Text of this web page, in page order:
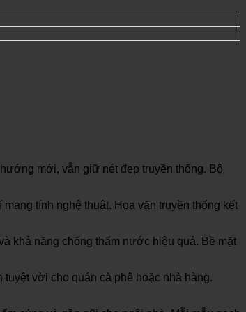
mới, vẫn giữ nét đẹp truyền thống. Bộ
tính nghệ thuật. Hoa văn truyền thống kết
khả năng chống thấm nước hiệu quả. Bề mặt
vời cho quán cà phê hoặc nhà hàng.